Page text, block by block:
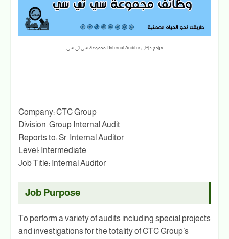
مراجع داخلى Internal Auditor | مجموعة سي تي سي
Company: CTC Group
Division: Group Internal Audit
Reports to: Sr. Internal Auditor
Level: Intermediate
Job Title: Internal Auditor
Job Purpose
To perform a variety of audits including special projects
and investigations for the totality of CTC Group’s